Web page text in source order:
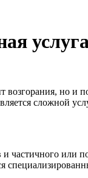
услуга
но и
сложной
или